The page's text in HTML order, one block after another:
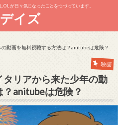
が日々気になったことをつづっています。
イズ
動画を無料視聴する方法は？anitubeは危険？
映画
リアから来た少年の動
anitubeは危険？